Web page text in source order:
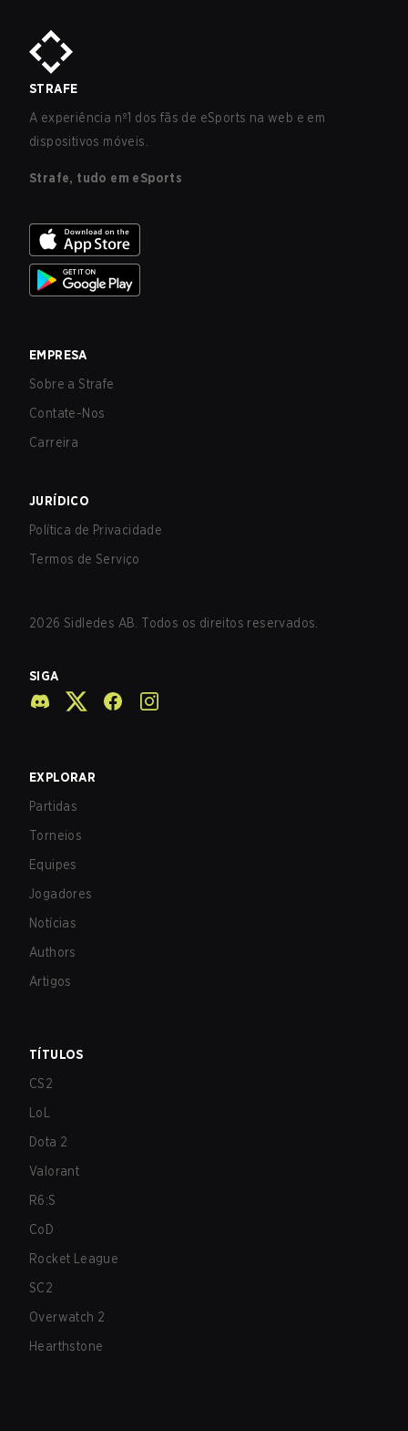
STRAFE
A experiência nº1 dos fãs de eSports na web e em
dispositivos móveis.
Strafe, tudo em eSports
EMPRESA
Sobre a Strafe
Contate-Nos
Carreira
JURÍDICO
Política de Privacidade
Termos de Serviço
2026 Sidledes AB. Todos os direitos reservados.
SIGA
EXPLORAR
Partidas
Torneios
Equipes
Jogadores
Notícias
Authors
Artigos
TÍTULOS
CS2
LoL
Dota 2
Valorant
R6:S
CoD
Rocket League
SC2
Overwatch 2
Hearthstone